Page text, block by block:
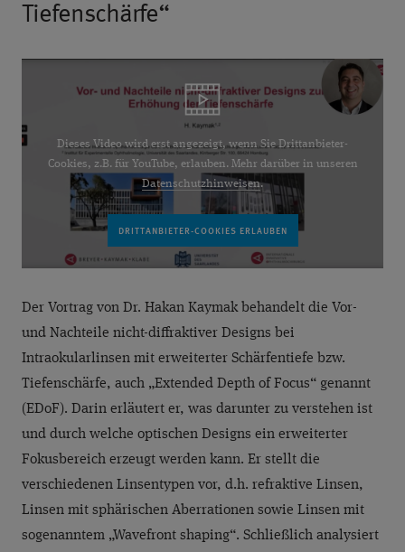
Tiefenschärfe“
Dieses Video wird erst angezeigt, wenn Sie Drittanbieter-
Cookies, z.B. für YouTube, erlauben. Mehr darüber in unseren
Datenschutzhinweisen.
Der Vortrag von Dr. Hakan Kaymak behandelt die Vor-
und Nachteile nicht-diffraktiver Designs bei
Intraokularlinsen mit erweiterter Schärfentiefe bzw.
Tiefenschärfe, auch „Extended Depth of Focus“ genannt
(EDoF). Darin erläutert er, was darunter zu verstehen ist
und durch welche optischen Designs ein erweiterter
Fokusbereich erzeugt werden kann. Er stellt die
verschiedenen Linsentypen vor, d.h. refraktive Linsen,
Linsen mit sphärischen Aberrationen sowie Linsen mit
sogenanntem „Wavefront shaping“. Schließlich analysiert